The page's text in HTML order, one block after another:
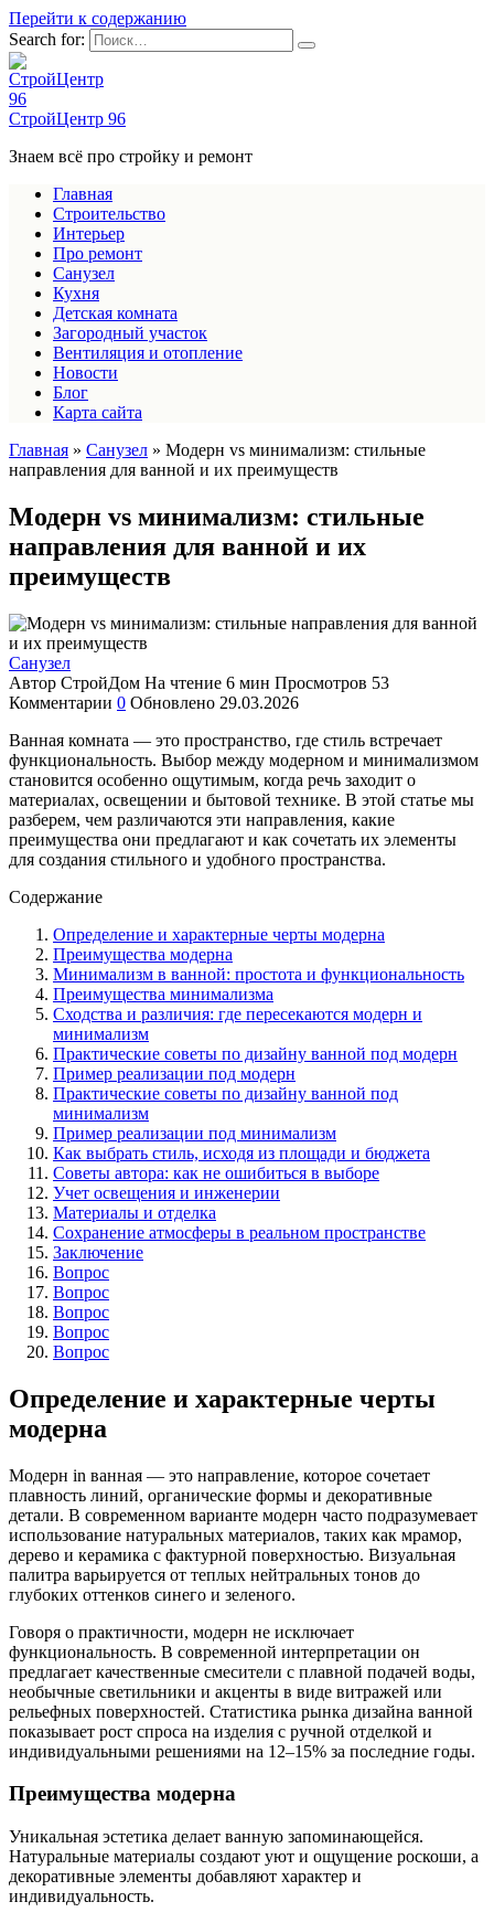
Перейти к содержанию
Search for:
СтройЦентр 96
Знаем всё про стройку и ремонт
Главная
Строительство
Интерьер
Про ремонт
Санузел
Кухня
Детская комната
Загородный участок
Вентиляция и отопление
Новости
Блог
Карта сайта
Главная » Санузел » Модерн vs минимализм: стильные
направления для ванной и их преимуществ
Модерн vs минимализм: стильные
направления для ванной и их
преимуществ
Санузел
Автор СтройДом На чтение 6 мин Просмотров 53
Комментарии 0 Обновлено 29.03.2026
Ванная комната — это пространство, где стиль встречает
функциональность. Выбор между модерном и минимализмом
становится особенно ощутимым, когда речь заходит о
материалах, освещении и бытовой технике. В этой статье мы
разберем, чем различаются эти направления, какие
преимущества они предлагают и как сочетать их элементы
для создания стильного и удобного пространства.
Содержание
Определение и характерные черты модерна
Преимущества модерна
Минимализм в ванной: простота и функциональность
Преимущества минимализма
Сходства и различия: где пересекаются модерн и
минимализм
Практические советы по дизайну ванной под модерн
Пример реализации под модерн
Практические советы по дизайну ванной под
минимализм
Пример реализации под минимализм
Как выбрать стиль, исходя из площади и бюджета
Советы автора: как не ошибиться в выборе
Учет освещения и инженерии
Материалы и отделка
Сохранение атмосферы в реальном пространстве
Заключение
Вопрос
Вопрос
Вопрос
Вопрос
Вопрос
Определение и характерные черты
модерна
Модерн in ванная — это направление, которое сочетает
плавность линий, органические формы и декоративные
детали. В современном варианте модерн часто подразумевает
использование натуральных материалов, таких как мрамор,
дерево и керамика с фактурной поверхностью. Визуальная
палитра варьируется от теплых нейтральных тонов до
глубоких оттенков синего и зеленого.
Говоря о практичности, модерн не исключает
функциональность. В современной интерпретации он
предлагает качественные смесители с плавной подачей воды,
необычные светильники и акценты в виде витражей или
рельефных поверхностей. Статистика рынка дизайна ванной
показывает рост спроса на изделия с ручной отделкой и
индивидуальными решениями на 12–15% за последние годы.
Преимущества модерна
Уникальная эстетика делает ванную запоминающейся.
Натуральные материалы создают уют и ощущение роскоши, а
декоративные элементы добавляют характер и
индивидуальность.